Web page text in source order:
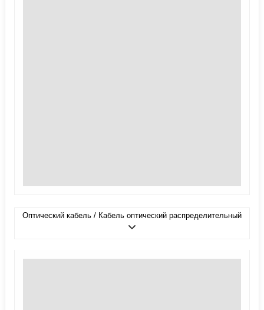
Оптический кабель / Кабель оптический распределительный